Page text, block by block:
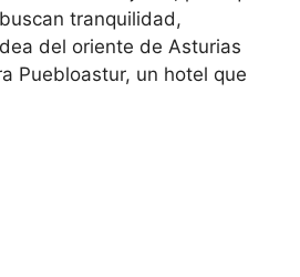
tranquilidad,
del oriente de Asturias
Puebloastur, un hotel que